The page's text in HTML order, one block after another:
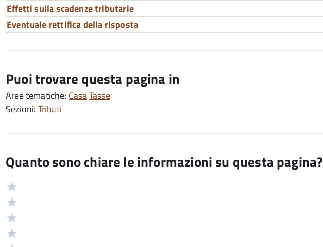
Effetti sulla scadenze tributarie
Eventuale rettifica della risposta
Puoi trovare questa pagina in
Aree tematiche: CasaTasse
Sezioni: Tributi
Quanto sono chiare le informazioni su questa pagina?
Valutazione